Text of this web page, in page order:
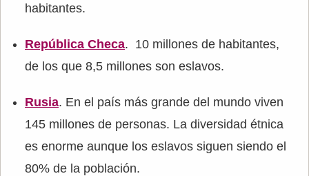
habitantes.
República Checa. 10 millones de habitantes,
de los que 8,5 millones son eslavos.
Rusia. En el país más grande del mundo viven
145 millones de personas. La diversidad étnica
es enorme aunque los eslavos siguen siendo el
80% de la población.